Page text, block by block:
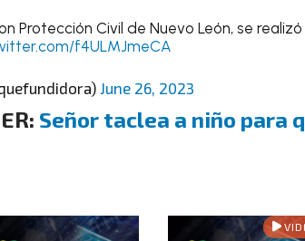
Protección Civil de Nuevo León, se
f4ULMJmeCA
June 26, 2023
Señor taclea a niño para